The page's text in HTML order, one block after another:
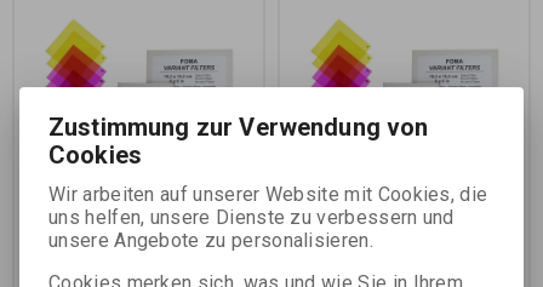
FILTR FOMA Variant
8,9x8,9 cm/2x3 ks
Katalognummer:73501
FILTR FOMA Variant
15,2x15,2 cm/2x3 ks
Katalognummer:73505
Zustimmung zur Verwendung von
Cookies
Wir arbeiten auf unserer Website mit Cookies, die
uns helfen, unsere Dienste zu verbessern und
unsere Angebote zu personalisieren.